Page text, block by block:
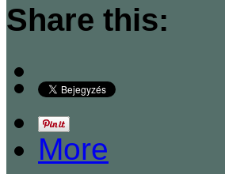
Share this:
More